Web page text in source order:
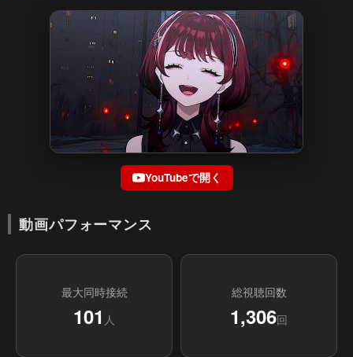
YouTubeで開く
動画パフォーマンス
最大同時接続
101 人
総視聴回数
1,306回